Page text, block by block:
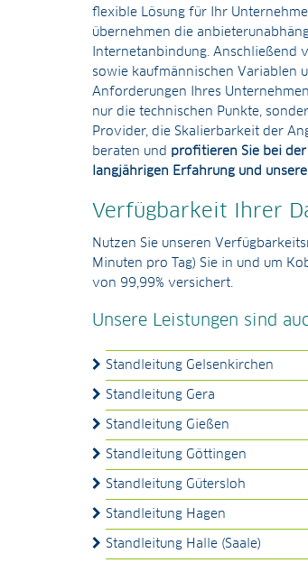
flexible Lösung für Ihr
übernehmen die
Internetanbindung. Anschließend
sowie kaufmännischen Variablen
Anforderungen Ihres
nur die technischen Punkte,
Provider, die Skalierbarkeit der
beraten und profitieren Sie bei
langjährigen Erfahrung und
Verfügbarkeit Ihrer
Nutzen Sie unseren
Minuten pro Tag) Sie in und um
von 99,99% versichert.
Unsere Leistungen sind
Standleitung Gelsenkirchen
Standleitung Gera
Standleitung Gießen
Standleitung Göttingen
Standleitung Gütersloh
Standleitung Hagen
Standleitung Halle (Saale)